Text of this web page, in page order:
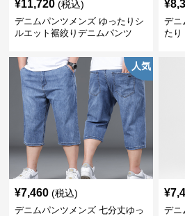
¥11,720 (税込)
デニムパンツメンズ ゆったりシ
ルエット裾絞りデニムパンツ
¥
デニ
たり
人気
¥7,460 (税込)
デニムパンツメンズ 七分丈ゆっ
¥
デニ